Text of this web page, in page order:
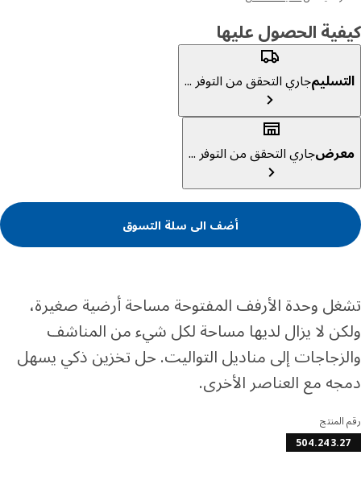
الحصول عليها
جاري التحقق من التوفر ...
جاري التحقق من التوفر ...
أضف الى سلة التسوق
وحدة الأرفف المفتوحة مساحة أرضية صغيرة،
لا يزال لديها مساحة لكل شيء من المناشف
إلى مناديل التواليت. حل تخزين ذكي يسهل
مع العناصر الأخرى.